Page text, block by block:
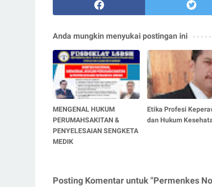
Anda mungkin menyukai postingan ini
MENGENAL HUKUM
PERUMAHSAKITAN &
PENYELESAIAN SENGKETA
MEDIK
Etika Profesi
dan Hukum
Posting Komentar untuk "Permenkes